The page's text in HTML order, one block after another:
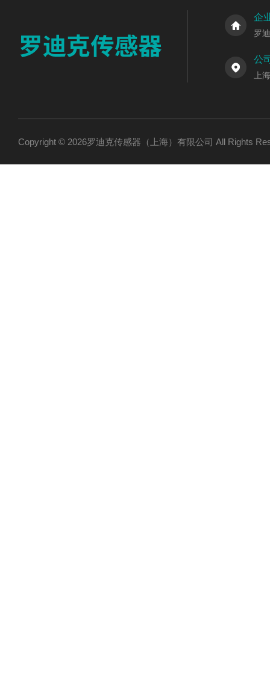
企
罗
公
上
Copyright © 2026罗迪克传感器（上海）有限公司 All Rights